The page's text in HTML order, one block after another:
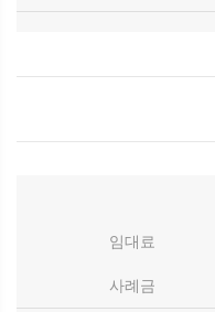
임대료
사례금